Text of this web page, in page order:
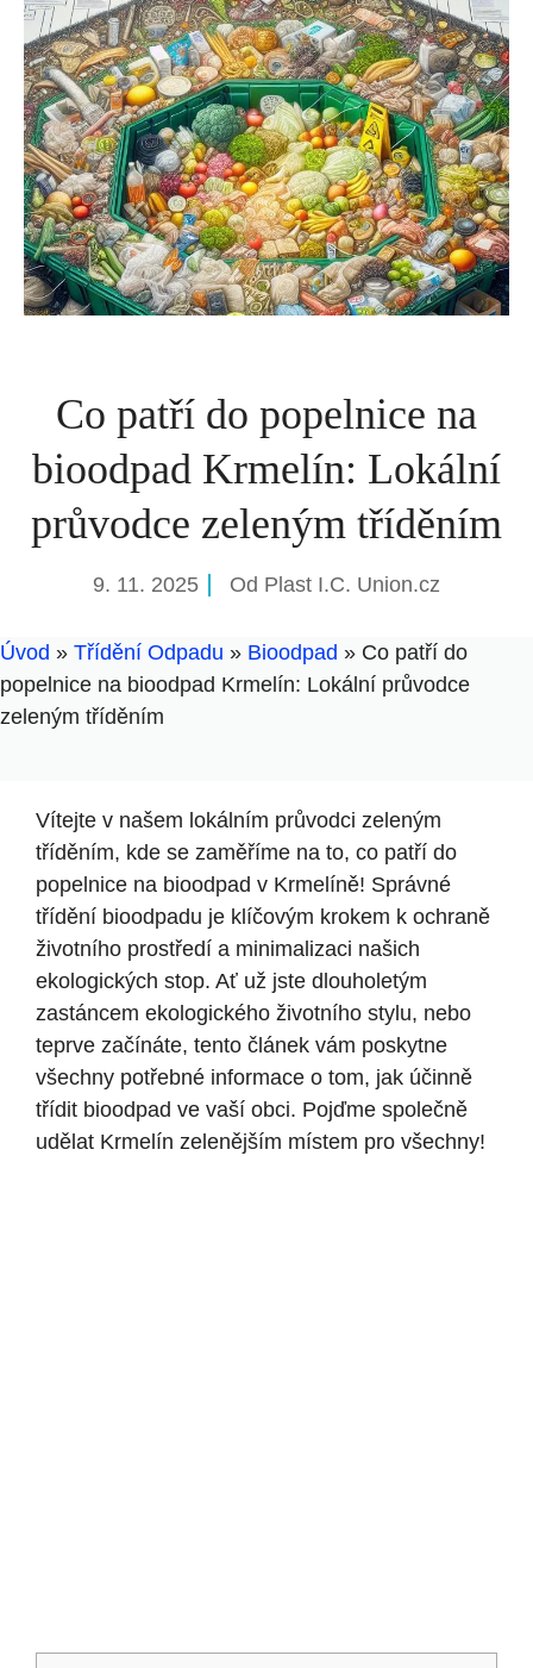
Co patří do popelnice na
bioodpad Krmelín: Lokální
průvodce zeleným tříděním
9. 11. 2025 Od Plast I.C. Union.cz
Úvod » Třídění Odpadu » Bioodpad » Co patří do
popelnice na bioodpad Krmelín: Lokální průvodce
zeleným tříděním
Vítejte v našem lokálním průvodci zeleným
tříděním, kde se zaměříme na to, co patří do
popelnice na bioodpad v Krmelíně! Správné
třídění bioodpadu je klíčovým krokem k ochraně
životního prostředí a minimalizaci našich
ekologických stop. Ať už jste dlouholetým
zastáncem ekologického životního stylu, nebo
teprve začínáte, tento článek vám poskytne
všechny potřebné informace o tom, jak účinně
třídit bioodpad ve vaší obci. Pojďme společně
udělat Krmelín zelenějším místem pro všechny!